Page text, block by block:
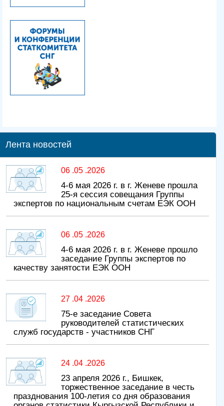
Лента новостей
06 .05 .2026
4-6 мая 2026 г. в г. Женеве прошла
25-я сессия совещания Группы
экспертов по национальным счетам ЕЭК ООН
06 .05 .2026
4-6 мая 2026 г. в г. Женеве прошло
заседание Группы экспертов по
качеству занятости ЕЭК ООН
27 .04 .2026
75-е заседание Совета
руководителей статистических
служб государств - участников СНГ
24 .04 .2026
23 апреля 2026 г., Бишкек,
торжественное заседание в честь
празднования 100-летия со дня образования